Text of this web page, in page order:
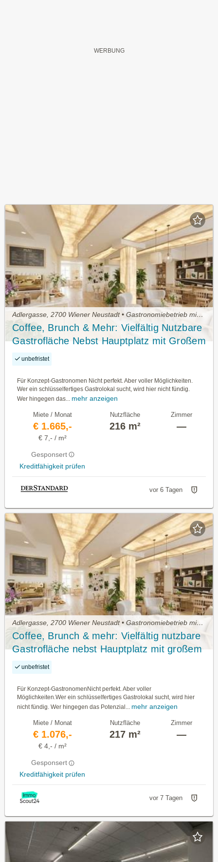
Adlergasse, 2700 Wiener Neustadt • Gastronomiebetrieb mieten
Coffee, Brunch & Mehr: Vielfältig Nutzbare
Gastrofläche Nebst Hauptplatz mit Großem
Lagerbereich | Sofort Anmietbar
unbefristet
Für Konzept-Gastronomen Nicht perfekt. Aber voller Möglichkeiten.
Wer ein schlüsselfertiges Gastrolokal sucht, wird hier nicht fündig.
Wer hingegen das... mehr anzeigen
Miete / Monat
€ 1.665,-
€ 7,- / m²
Gesponsert
Kreditfähigkeit prüfen
Nutzfläche
216 m²
Zimmer
—
vor 6 Tagen
Adlergasse, 2700 Wiener Neustadt • Gastronomiebetrieb mieten
Coffee, Brunch & mehr: Vielfältig nutzbare
Gastrofläche nebst Hauptplatz mit großem
Lagerbereich | Sofort anmietbar
unbefristet
Für Konzept-GastronomenNicht perfekt. Aber voller
Möglichkeiten.Wer ein schlüsselfertiges Gastrolokal sucht, wird hier
nicht fündig. Wer hingegen das Potenzial... mehr anzeigen
Miete / Monat
€ 1.076,-
€ 4,- / m²
Gesponsert
Kreditfähigkeit prüfen
Nutzfläche
217 m²
Zimmer
—
vor 7 Tagen